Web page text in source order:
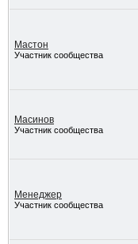
Мастон
Участник сообщества
Масинов
Участник сообщества
Менеджер
Участник сообщества